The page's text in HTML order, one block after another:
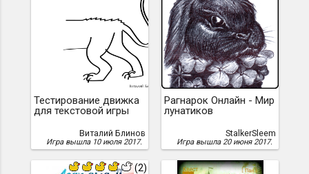
Тестирование движка
для текстовой игры
Виталий Блинов
Игра вышла 10 июля 2017.
Рагнарок Онлайн - Мир
лунатиков
StalkerSleem
Игра вышла 20 июня 2017.
(2)